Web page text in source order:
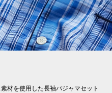
材を使用した長袖パジャマセット